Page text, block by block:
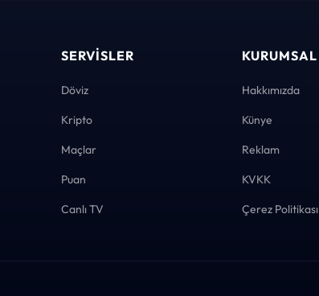
SERVISLER
Döviz
Kripto
Maçlar
Puan
Canlı TV
KURUMSAL
Hakkımızda
Künye
Reklam
KVKK
Çerez Politikası